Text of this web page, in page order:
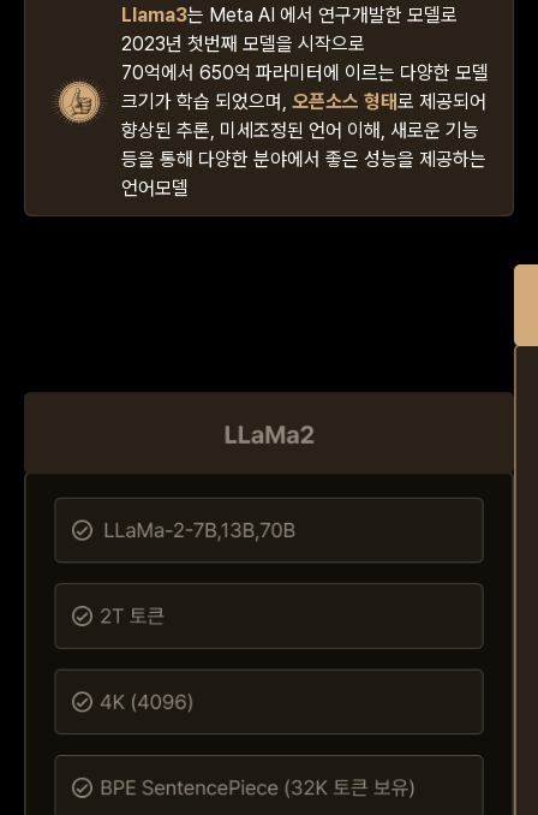
Llama3는 Meta AI 에서 연구개발한 모델로
2023년 첫번째 모델을 시작으로
70억에서 650억 파라미터에 이르는 다양한 모델
크기가 학습 되었으며, 오픈소스 형태로 제공되어
향상된 추론, 미세조정된 언어 이해, 새로운 기능
등을 통해 다양한 분야에서 좋은 성능을 제공하는
언어모델